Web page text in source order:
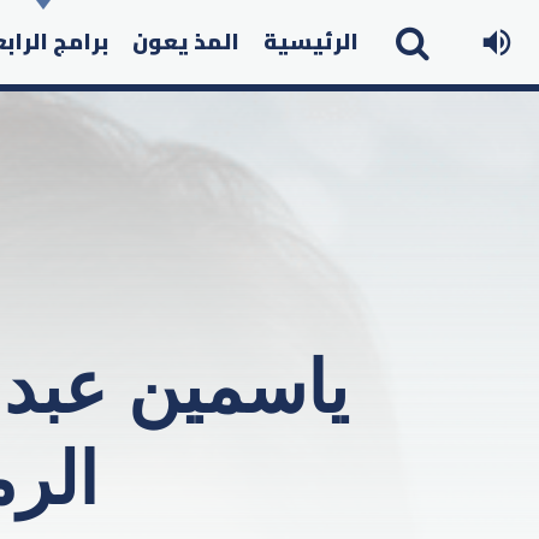
الرئيسية المذ يعون برامج
ياسمين